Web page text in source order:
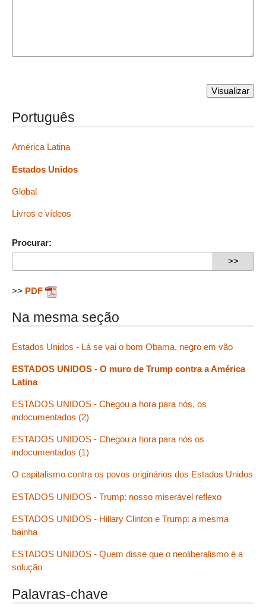
Português
América Latina
Estados Unidos
Global
Livros e vídeos
Procurar:
>> PDF
Na mesma seção
Estados Unidos - Lá se vai o bom Obama, negro em vão
ESTADOS UNIDOS - O muro de Trump contra a América
Latina
ESTADOS UNIDOS - Chegou a hora para nós, os
indocumentados (2)
ESTADOS UNIDOS - Chegou a hora para nós os
indocumentados (1)
O capitalismo contra os povos originários dos Estados Unidos
ESTADOS UNIDOS - Trump: nosso miserável reflexo
ESTADOS UNIDOS - Hillary Clinton e Trump: a mesma
bainha
ESTADOS UNIDOS - Quem disse que o neoliberalismo é a
solução
Palavras-chave